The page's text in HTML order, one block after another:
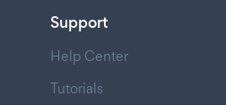
Support
Help Center
Tutorials